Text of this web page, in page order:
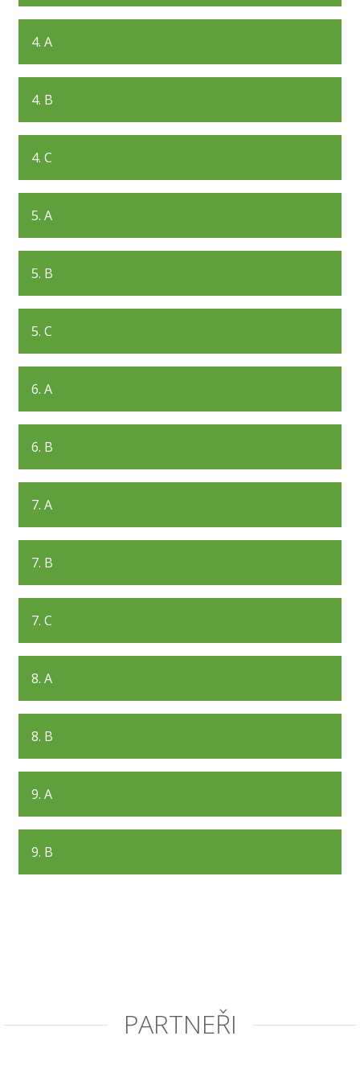
4. A
4. B
4. C
5. A
5. B
5. C
6. A
6. B
7. A
7. B
7. C
8. A
8. B
9. A
9. B
PARTNEŘI